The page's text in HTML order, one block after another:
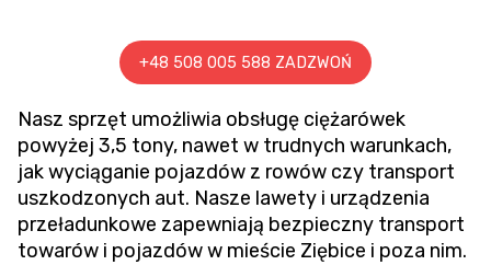
+48 508 005 588 ZADZWOŃ
Nasz sprzęt umożliwia obsługę ciężarówek
powyżej 3,5 tony, nawet w trudnych warunkach,
jak wyciąganie pojazdów z rowów czy transport
uszkodzonych aut. Nasze lawety i urządzenia
przeładunkowe zapewniają bezpieczny transport
towarów i pojazdów w mieście Ziębice i poza nim.